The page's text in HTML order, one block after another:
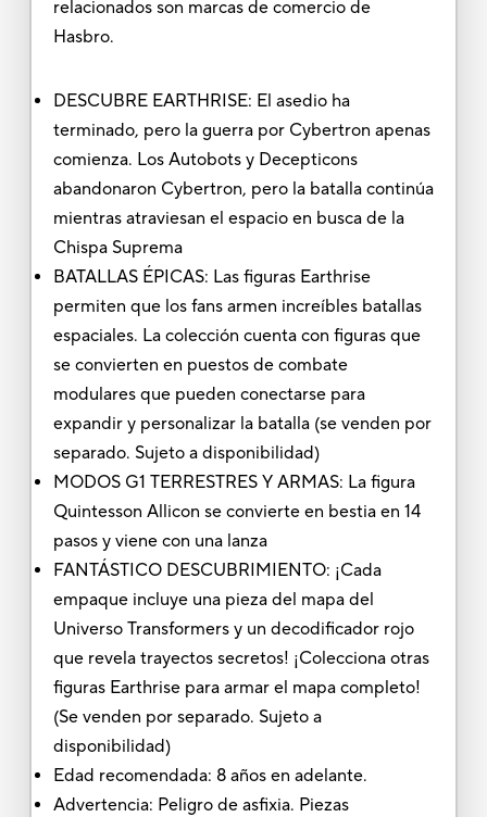
relacionados son marcas de comercio de
Hasbro.
DESCUBRE EARTHRISE: El asedio ha
terminado, pero la guerra por Cybertron apenas
comienza. Los Autobots y Decepticons
abandonaron Cybertron, pero la batalla continúa
mientras atraviesan el espacio en busca de la
Chispa Suprema
BATALLAS ÉPICAS: Las figuras Earthrise
permiten que los fans armen increíbles batallas
espaciales. La colección cuenta con figuras que
se convierten en puestos de combate
modulares que pueden conectarse para
expandir y personalizar la batalla (se venden por
separado. Sujeto a disponibilidad)
MODOS G1 TERRESTRES Y ARMAS: La figura
Quintesson Allicon se convierte en bestia en 14
pasos y viene con una lanza
FANTÁSTICO DESCUBRIMIENTO: ¡Cada
empaque incluye una pieza del mapa del
Universo Transformers y un decodificador rojo
que revela trayectos secretos! ¡Colecciona otras
figuras Earthrise para armar el mapa completo!
(Se venden por separado. Sujeto a
disponibilidad)
Edad recomendada: 8 años en adelante.
Advertencia: Peligro de asfixia. Piezas